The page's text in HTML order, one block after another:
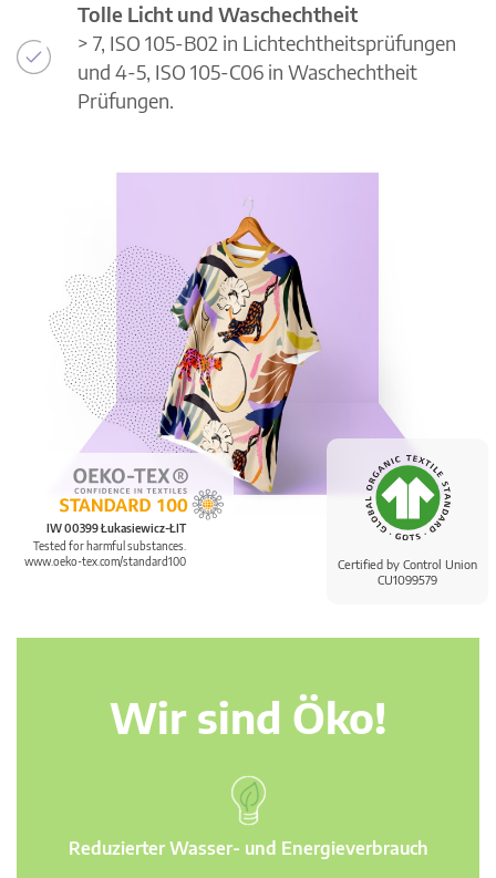
Certified by Control Union
CU1099579
IW 00399 Łukasiewicz-ŁIT
Tested for harmful substances.
www.oeko-tex.com/standard100
Tolle Licht und Waschechtheit
> 7, ISO 105-B02 in Lichtechtheitsprüfungen
und 4-5, ISO 105-C06 in Waschechtheit
Prüfungen.
Wir sind Öko!
Reduzierter Wasser- und Energieverbrauch